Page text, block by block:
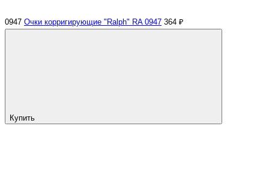
0947 Очки корригирующие "Ralph" RA 0947 364 ₽
Купить